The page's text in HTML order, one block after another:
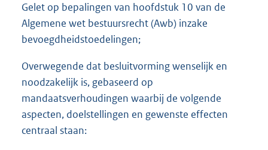
Gelet op bepalingen van hoofdstuk 10 van de
Algemene wet bestuursrecht (Awb) inzake
bevoegdheidstoedelingen;
Overwegende dat besluitvorming wenselijk en
noodzakelijk is, gebaseerd op
mandaatsverhoudingen waarbij de volgende
aspecten, doelstellingen en gewenste effecten
centraal staan: